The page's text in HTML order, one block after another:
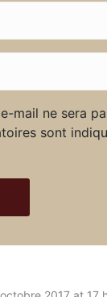
mail ne sera
sont